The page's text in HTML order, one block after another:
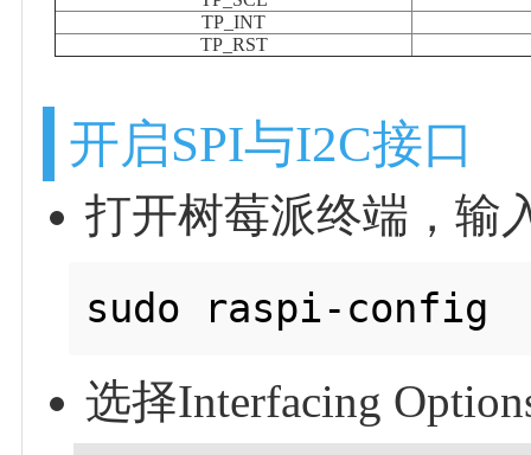
TP_INT
TP_RST
开启SPI与I2C接口
打开树莓派终端，输
选择Interfacing